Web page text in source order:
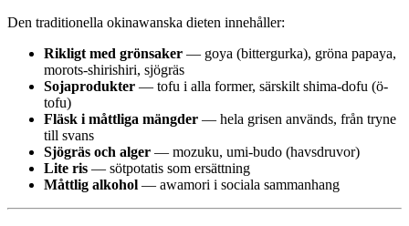
Den traditionella okinawanska dieten innehåller:
Rikligt med grönsaker — goya (bittergurka), gröna papaya,
morots-shirishiri, sjögräs
Sojaprodukter — tofu i alla former, särskilt shima-dofu (ö-
tofu)
Fläsk i måttliga mängder — hela grisen används, från tryne
till svans
Sjögräs och alger — mozuku, umi-budo (havsdruvor)
Lite ris — sötpotatis som ersättning
Måttlig alkohol — awamori i sociala sammanhang